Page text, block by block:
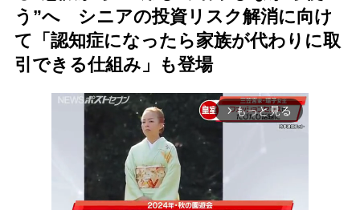
う”へ シニアの投資リスク解消に向け
て「認知症になったら家族が代わりに取
引できる仕組み」も登場
arrow_forward_ios もっと見る